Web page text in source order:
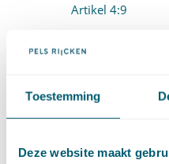
Toestemming
Deze website maakt
Artikel 4:9
Artikel 4:12